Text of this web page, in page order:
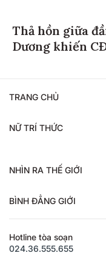
Thả hồn giữa
Dương khiến
TRANG CHỦ
NỮ TRÍ THỨC
NHÌN RA THẾ GIỚI
BÌNH ĐẲNG GIỚI
Hotline tòa soạn
024.36.555.655